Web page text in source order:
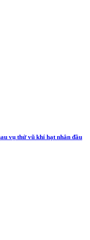
vụ thử vũ khí hạt nhân đầu